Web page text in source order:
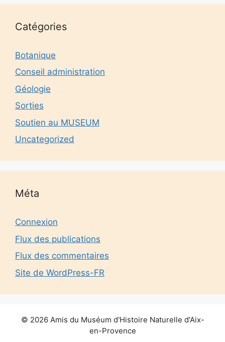
Catégories
Botanique
Conseil administration
Géologie
Sorties
Soutien au MUSEUM
Uncategorized
Méta
Connexion
Flux des publications
Flux des commentaires
Site de WordPress-FR
© 2026 Amis du Muséum d'Histoire Naturelle d'Aix-
en-Provence